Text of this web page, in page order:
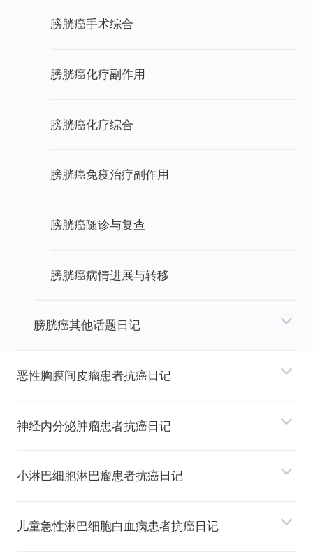
膀胱癌手术综合
膀胱癌化疗副作用
膀胱癌化疗综合
膀胱癌免疫治疗副作用
膀胱癌随诊与复查
膀胱癌病情进展与转移
膀胱癌其他话题日记
恶性胸膜间⽪瘤患者抗癌日记
神经内分泌肿瘤患者抗癌日记
⼩淋巴细胞淋巴瘤患者抗癌日记
⼉童急性淋巴细胞⽩⾎病患者抗癌日记